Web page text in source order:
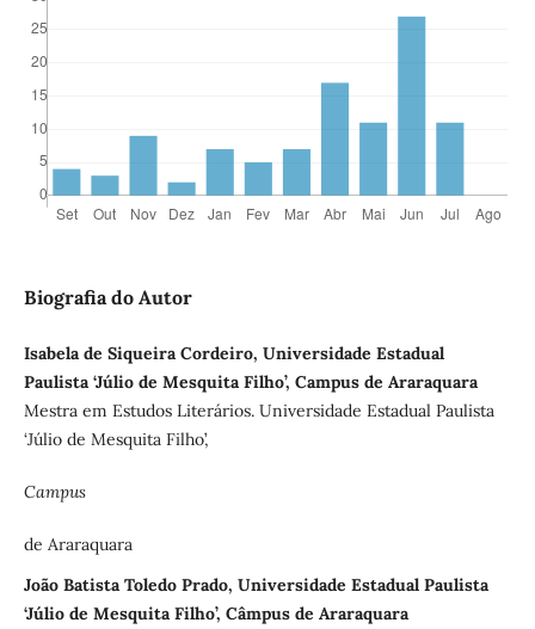
Biografia do Autor
Isabela de Siqueira Cordeiro, Universidade Estadual
Paulista ‘Júlio de Mesquita Filho’, Campus de Araraquara
Mestra em Estudos Literários. Universidade Estadual Paulista
‘Júlio de Mesquita Filho’,
Campus
de Araraquara
João Batista Toledo Prado, Universidade Estadual Paulista
‘Júlio de Mesquita Filho’, Câmpus de Araraquara